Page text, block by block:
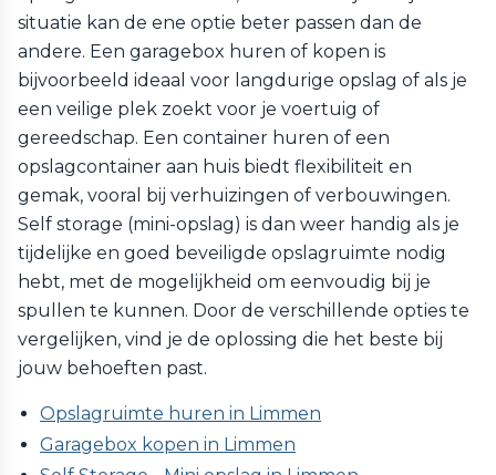
situatie kan de ene optie beter passen dan de
andere. Een garagebox huren of kopen is
bijvoorbeeld ideaal voor langdurige opslag of als je
een veilige plek zoekt voor je voertuig of
gereedschap. Een container huren of een
opslagcontainer aan huis biedt flexibiliteit en
gemak, vooral bij verhuizingen of verbouwingen.
Self storage (mini-opslag) is dan weer handig als je
tijdelijke en goed beveiligde opslagruimte nodig
hebt, met de mogelijkheid om eenvoudig bij je
spullen te kunnen. Door de verschillende opties te
vergelijken, vind je de oplossing die het beste bij
jouw behoeften past.
Opslagruimte huren in Limmen
Garagebox kopen in Limmen